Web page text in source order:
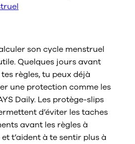
son cycle menstruel
Quelques jours avant
règles, tu peux déjà
une protection comme les
Daily. Les protège-slips
d’éviter les taches
avant les règles à
t’aident à te sentir plus à